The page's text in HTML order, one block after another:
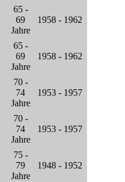
65 -
69
Jahre
1958 - 1962
65 -
69
Jahre
1958 - 1962
70 -
74
Jahre
1953 - 1957
70 -
74
Jahre
1953 - 1957
75 -
79
Jahre
1948 - 1952